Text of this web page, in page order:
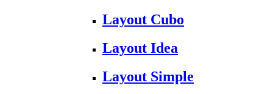
Layout Cubo
Layout Idea
Layout Simple